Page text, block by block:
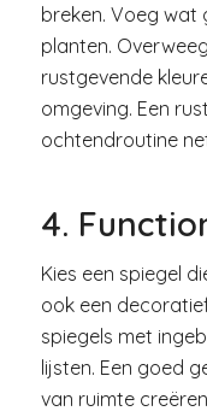
breken. Voeg
planten.
rustgevende
omgeving. Een
ochtendroutine
4.
Kies een spiegel
ook een
spiegels met
lijsten. Een goed
van ruimte